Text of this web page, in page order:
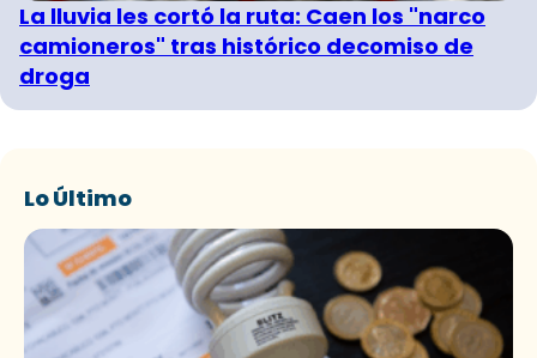
La lluvia les cortó la ruta: Caen los "narco
camioneros" tras histórico decomiso de
droga
Lo Último